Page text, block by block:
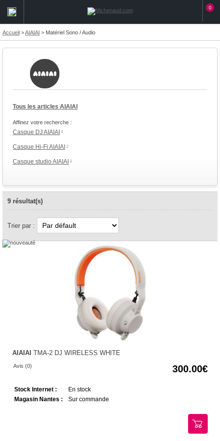
0
Accueil >AIAIAI > Matériel Sono / Audio
Tous les articles AIAIAI
Affinez votre recherche :
Casque DJ AIAIAI 4
Casque Hi-Fi AIAIAI 2
Casque studio AIAIAI 3
9 résultat(s)
Trier par :
AIAIAI TMA-2 DJ WIRELESS WHITE
Avis (0) 300.00
Stock Internet :
En stock
Magasin Nantes :
Sur commande